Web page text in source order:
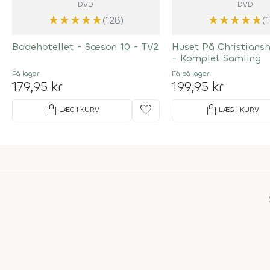
DVD
★★★★★(128)
Badehotellet - Sæson 10 - TV2
På lager
179,95 kr
shopping_bag LÆG I KURV favorite
DVD
★★★★★
Huset På
- Komplet Samling
Få på lager
199,95 kr
shopping_bag LÆG I KURV